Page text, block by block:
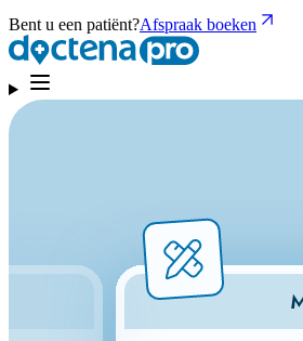
Bent u een patiënt?Afspraak boeken